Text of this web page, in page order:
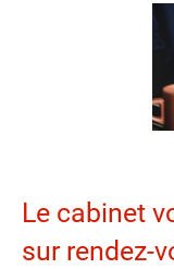
Le cabinet
sur rendez-